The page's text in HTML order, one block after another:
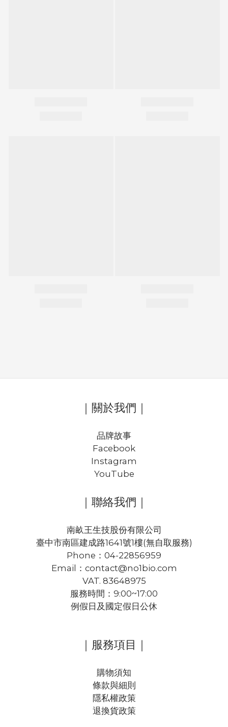
｜關於我們｜
品牌故事
Facebook
Instagram
YouTube
｜聯絡我們｜
南畝王生技股份有限公司
臺中市南區建成路1641號1樓(無自取服務)
Phone：04-22856959
Email：contact@no1bio.com
VAT. 83648975
服務時間：9:00~17:00
例假日及國定假日公休
｜服務項目｜
購物須知
條款與細則
隱私權政策
退換貨政策